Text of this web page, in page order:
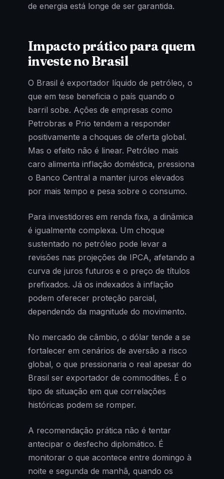
de energia está longe de ser garantida.
Impacto prático para quem
investe no Brasil
O Brasil é exportador líquido de petróleo, o
que em tese beneficia o país quando o
barril sobe. Ações de empresas como
Petrobras e Prio tendem a responder
positivamente a choques de oferta global.
Mas o efeito não é linear. Petróleo mais
caro alimenta inflação doméstica, pressiona
o Banco Central a manter juros elevados
por mais tempo e pesa sobre o consumo.
Para investidores em renda fixa, a dinâmica
é igualmente complexa. Um choque
sustentado no petróleo pode levar a
revisões nas projeções de IPCA, afetando a
curva de juros futuros e o preço de títulos
prefixados. Já os indexados à inflação
podem oferecer proteção parcial,
dependendo da magnitude do movimento.
No mercado de câmbio, o dólar tende a se
fortalecer em cenários de aversão a risco
global, o que pressionaria o real apesar do
Brasil ser exportador de commodities. É o
tipo de situação em que correlações
históricas podem se romper.
A recomendação prática não é tentar
antecipar o desfecho diplomático. É
monitorar o que acontece entre domingo à
noite e segunda de manhã, quando os